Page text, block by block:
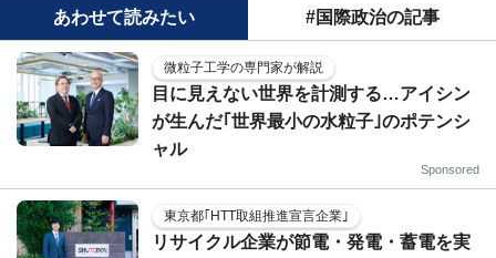
あわせて読みたい #国際政治の記事
微粒子工学の専門家が解説
目に見えない世界を計測する…アイシン
が生んだ｢世界最小の水粒子｣のポテンシ
ャル
Sponsored
東京都｢HTT取組推進宣言企業｣
リサイクル企業が節電・発電・蓄電を実